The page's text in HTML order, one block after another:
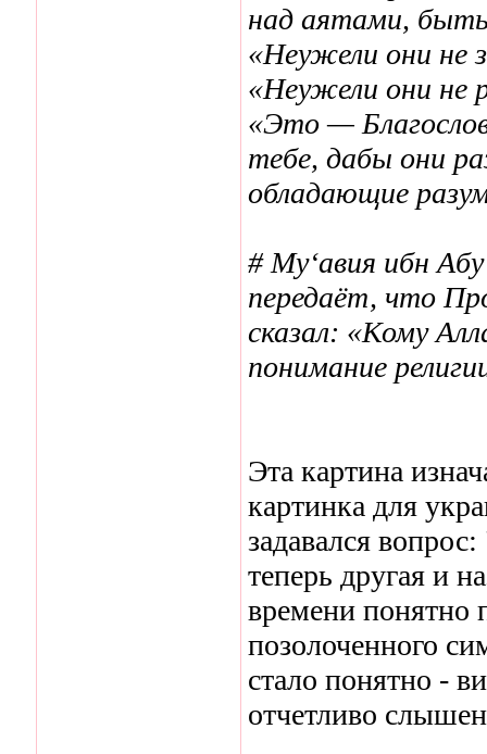
над аятами,
«Неужели они не
«Неужели они не
«Это —
тебе, дабы они
обладающие
# Му‘авия ибн
передаёт, что
сказал: «Кому
понимание
Эта картина
картинка для
задавался
теперь другая и
времени понятно
позолоченного
стало понятно -
отчетливо